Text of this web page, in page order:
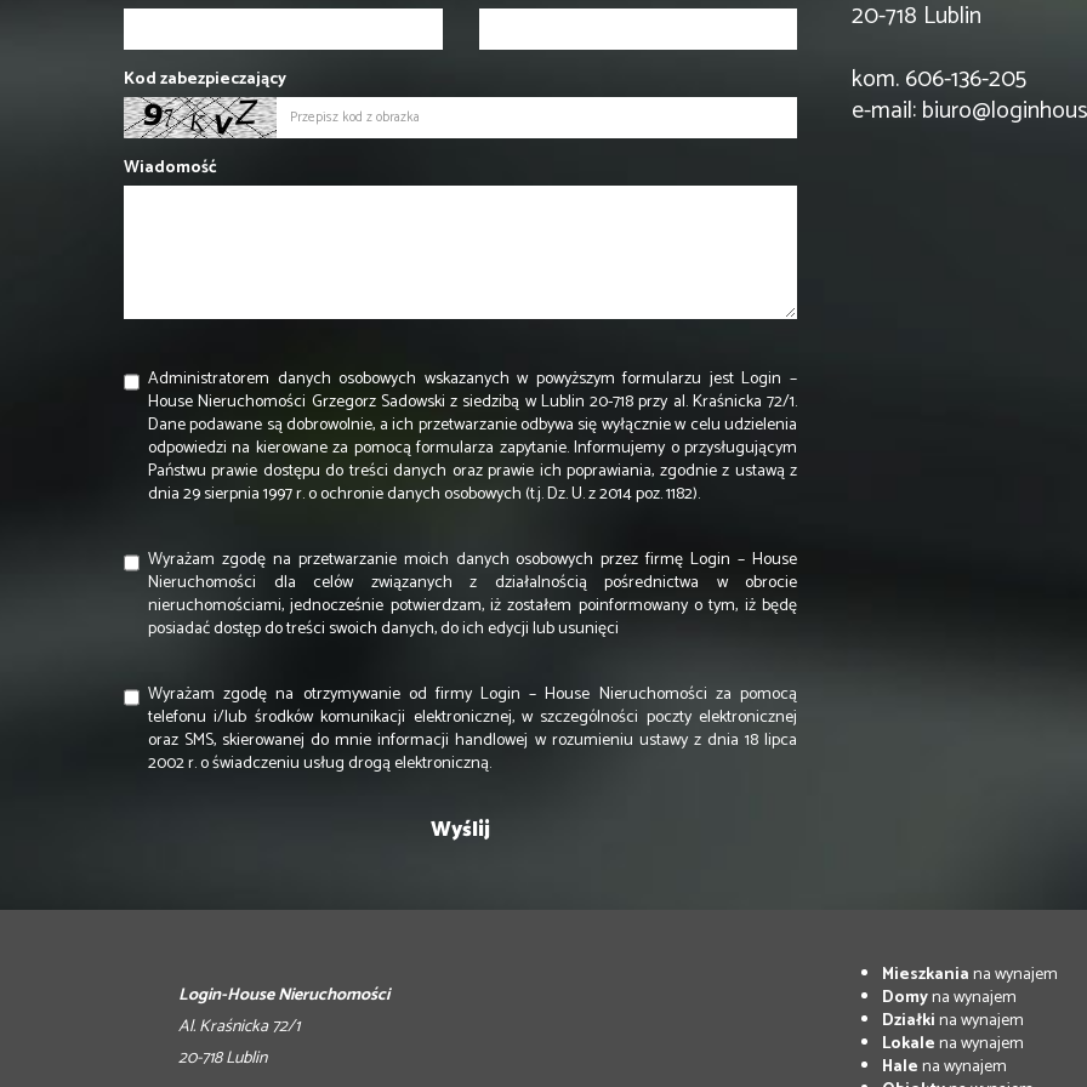
Kod zabezpieczający
Wiadomość
Administratorem danych osobowych wskazanych w powyższym formularzu jest Login –
House Nieruchomości Grzegorz Sadowski z siedzibą w Lublin 20-718 przy al. Kraśnicka 72/1.
Dane podawane są dobrowolnie, a ich przetwarzanie odbywa się wyłącznie w celu udzielenia
odpowiedzi na kierowane za pomocą formularza zapytanie. Informujemy o przysługującym
Państwu prawie dostępu do treści danych oraz prawie ich poprawiania, zgodnie z ustawą z
dnia 29 sierpnia 1997 r. o ochronie danych osobowych (t.j. Dz. U. z 2014 poz. 1182).
Wyrażam zgodę na przetwarzanie moich danych osobowych przez firmę Login – House
Nieruchomości dla celów związanych z działalnością pośrednictwa w obrocie
nieruchomościami, jednocześnie potwierdzam, iż zostałem poinformowany o tym, iż będę
posiadać dostęp do treści swoich danych, do ich edycji lub usunięci
Wyrażam zgodę na otrzymywanie od firmy Login – House Nieruchomości za pomocą
telefonu i/lub środków komunikacji elektronicznej, w szczególności poczty elektronicznej
oraz SMS, skierowanej do mnie informacji handlowej w rozumieniu ustawy z dnia 18 lipca
2002 r. o świadczeniu usług drogą elektroniczną.
20-718 Lublin
kom. 606-136-205
e-mail:
Login-House Nieruchomości
Al. Kraśnicka 72/1
20-718 Lublin
Mieszkaniana wynajem
Domyna wynajem
Działkina wynajem
Lokalena wynajem
Halena wynajem